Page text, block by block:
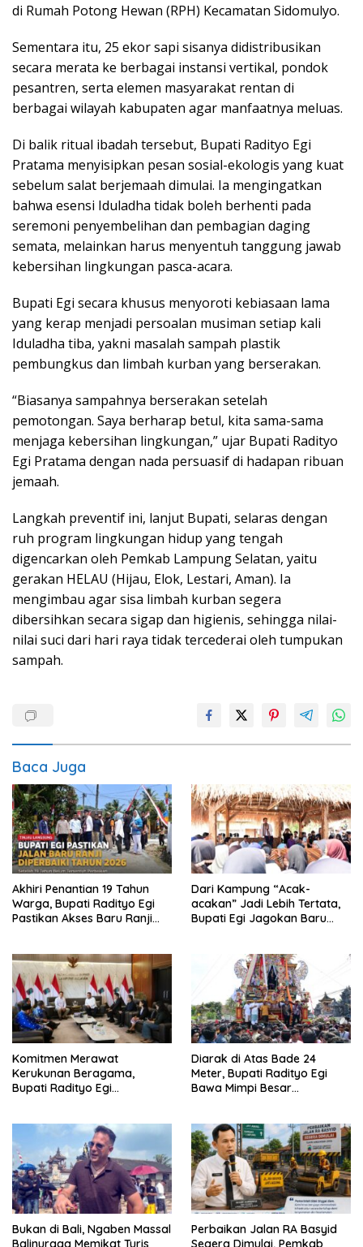
di Rumah Potong Hewan (RPH) Kecamatan Sidomulyo.
Sementara itu, 25 ekor sapi sisanya didistribusikan
secara merata ke berbagai instansi vertikal, pondok
pesantren, serta elemen masyarakat rentan di
berbagai wilayah kabupaten agar manfaatnya meluas.
Di balik ritual ibadah tersebut, Bupati Radityo Egi
Pratama menyisipkan pesan sosial-ekologis yang kuat
sebelum salat berjemaah dimulai. Ia mengingatkan
bahwa esensi Iduladha tidak boleh berhenti pada
seremoni penyembelihan dan pembagian daging
semata, melainkan harus menyentuh tanggung jawab
kebersihan lingkungan pasca-acara.
Bupati Egi secara khusus menyoroti kebiasaan lama
yang kerap menjadi persoalan musiman setiap kali
Iduladha tiba, yakni masalah sampah plastik
pembungkus dan limbah kurban yang berserakan.
“Biasanya sampahnya berserakan setelah
pemotongan. Saya berharap betul, kita sama-sama
menjaga kebersihan lingkungan,” ujar Bupati Radityo
Egi Pratama dengan nada persuasif di hadapan ribuan
jemaah.
Langkah preventif ini, lanjut Bupati, selaras dengan
ruh program lingkungan hidup yang tengah
digencarkan oleh Pemkab Lampung Selatan, yaitu
gerakan HELAU (Hijau, Elok, Lestari, Aman). Ia
mengimbau agar sisa limbah kurban segera
dibersihkan secara sigap dan higienis, sehingga nilai-
nilai suci dari hari raya tidak tercederai oleh tumpukan
sampah.
Baca Juga
Akhiri Penantian 19 Tahun
Warga, Bupati Radityo Egi
Pastikan Akses Baru Ranji
Dari Kampung “Acak-
acakan” Jadi Lebih Tertata,
Bupati Egi Jagokan Baru
Komitmen Merawat
Kerukunan Beragama,
Bupati Radityo Egi
Lampung
Diarak di Atas Bade 24
Meter, Bupati Radityo Egi
Bawa Mimpi Besar
Bukan di Bali, Ngaben Massal
Balinuraga Memikat Turis
Perbaikan Jalan RA Basyid
Segera Dimulai, Pemkab